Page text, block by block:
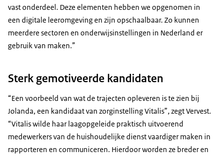
vast onderdeel. Deze elementen hebben we opgenomen in
een digitale leeromgeving en zijn opschaalbaar. Zo kunnen
meerdere sectoren en onderwijsinstellingen in Nederland er
gebruik van maken.”
Sterk gemotiveerde kandidaten
“Een voorbeeld van wat de trajecten opleveren is te zien bij
Jolanda, een kandidaat van zorginstelling Vitalis”, zegt Vervest.
“Vitalis wilde haar laagopgeleide praktisch uitvoerend
medewerkers van de huishoudelijke dienst vaardiger maken in
rapporteren en communiceren. Hierdoor worden ze breder en